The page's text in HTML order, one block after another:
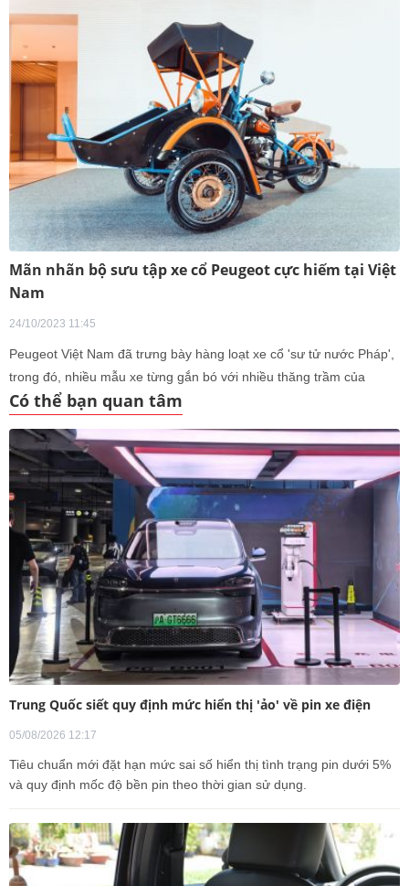
Mãn nhãn bộ sưu tập xe cổ Peugeot cực hiếm tại Việt
Nam
24/10/2023 11:45
Peugeot Việt Nam đã trưng bày hàng loạt xe cổ 'sư tử nước Pháp',
trong đó, nhiều mẫu xe từng gắn bó với nhiều thăng trầm của
người dân Việt Nam.
Có thể bạn quan tâm
Trung Quốc siết quy định mức hiển thị 'ảo' về pin xe điện
05/08/2026 12:17
Tiêu chuẩn mới đặt hạn mức sai số hiển thị tình trạng pin dưới 5%
và quy định mốc độ bền pin theo thời gian sử dụng.